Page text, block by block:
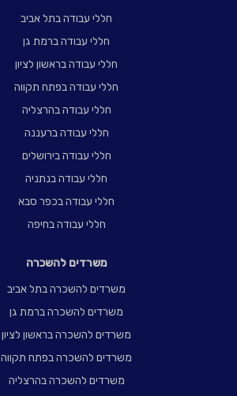
חללי עבודה בתל אביב
חללי עבודה ברמת גן
חללי עבודה בראשון לציון
חללי עבודה בפתח תקווה
חללי עבודה בהרצליה
חללי עבודה ברעננה
חללי עבודה בירושלים
חללי עבודה בנתניה
חללי עבודה בכפר סבא
חללי עבודה בחיפה
משרדים להשכרה
משרדים להשכרה בתל אביב
משרדים להשכרה ברמת גן
משרדים להשכרה בראשון לציון
משרדים להשכרה בפתח תקווה
משרדים להשכרה בהרצליה